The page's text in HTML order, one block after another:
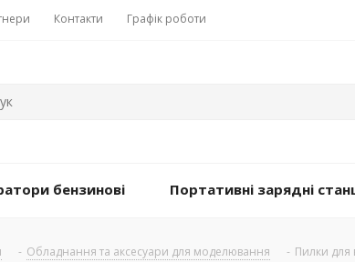
Контакти Графік роботи
бензинові Портативні зарядні
- Обладнання та аксесуари для моделювання - Пилки для